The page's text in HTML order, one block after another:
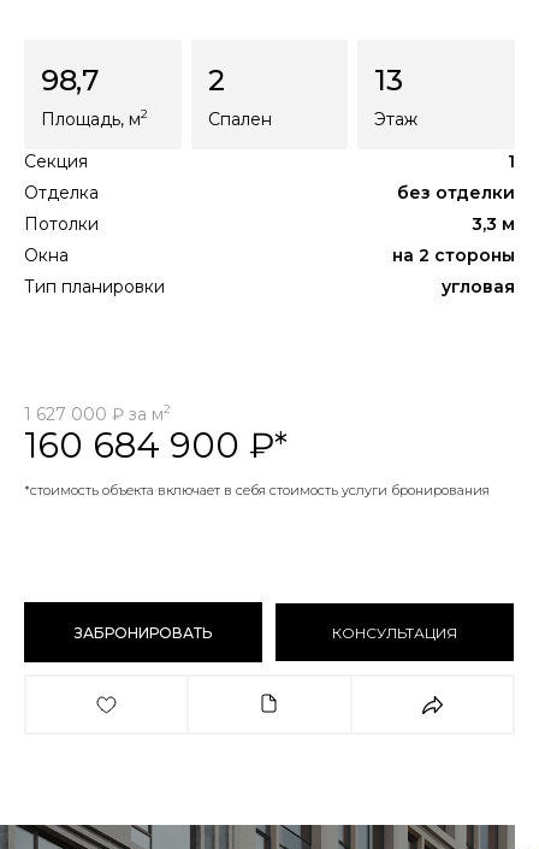
98,7
Площадь, м2
2
Спален
13
Этаж
Секция
1
Отделка
без отделки
Потолки
3,3 м
Окна
на 2 стороны
Тип планировки
угловая
1 627 000 ₽ за м2
160 684 900 ₽*
*стоимость объекта включает в себя стоимость услуги бронирования
ЗАБРОНИРОВАТЬ
ЗАБРОНИРОВАТЬ
КОНСУЛЬТАЦИЯ
КОНСУЛЬТАЦИЯ